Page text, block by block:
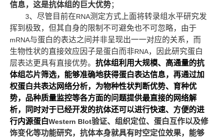
信息，这是抗体组的巨大优势；
3、尽管目前在RNA测定方式上面将转录组水平研究发
挥到极致，但其自身的限制不可避免也不可忽略，由于
mRNA与蛋白的表达之间并非呈现出一一对应的关系，而
生物性状的直接效应因子是蛋白而非RNA，因此研究蛋白
层表达更具有直接优势。 抗体组利用大规模、高通量的抗
体组芯片筛选，能够准确地获得蛋白表达信息，再通过加
权蛋白共表达网络分析，为物种性状判断优势、育种优
势，品种质量监控等各方面的问题提供最直接的网络解
析，同时对于已经开发的抗体还可以进行快速、方便的进
行内源蛋白Western Blot验证、组织定位、蛋白互作以及修
饰变化等功能研究，抗体本身就具有时空定位效果，能够